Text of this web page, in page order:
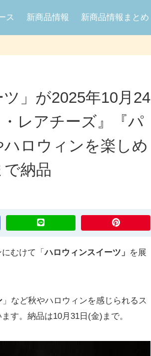
ス 新商品情報 新商品情報まとめ
」が2025年10月24
レアチーズ』『パ
ロウィンを楽しめ
納品
むけて「ハロウィンスイーツ」 を展
」など秋やハロウィンを感じられるス
す。納品は10月31日(金)まで。